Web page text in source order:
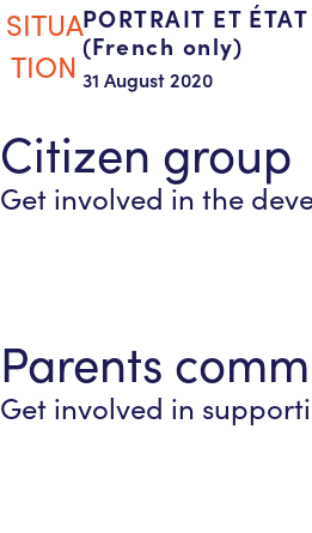
PORTRAIT ET
(French only)
31 August 2020
Citizen group
Get involved in the
Parents
Get involved in